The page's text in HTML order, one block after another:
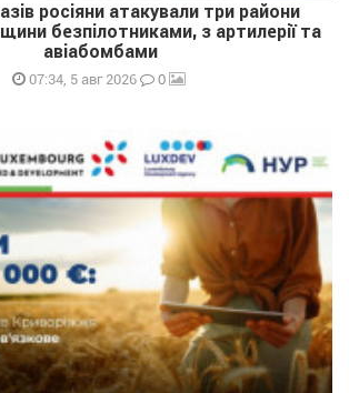
росіяни атакували три райони
безпілотниками, з артилерії та
авіабомбами
07:34, 5 авг 2026 0